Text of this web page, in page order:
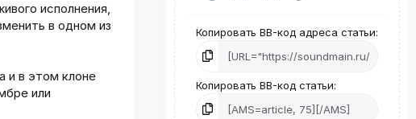
исполнения,
в одном из
и в этом клоне
или
Копировать BB-код адреса статьи
Копировать BB-код статьи